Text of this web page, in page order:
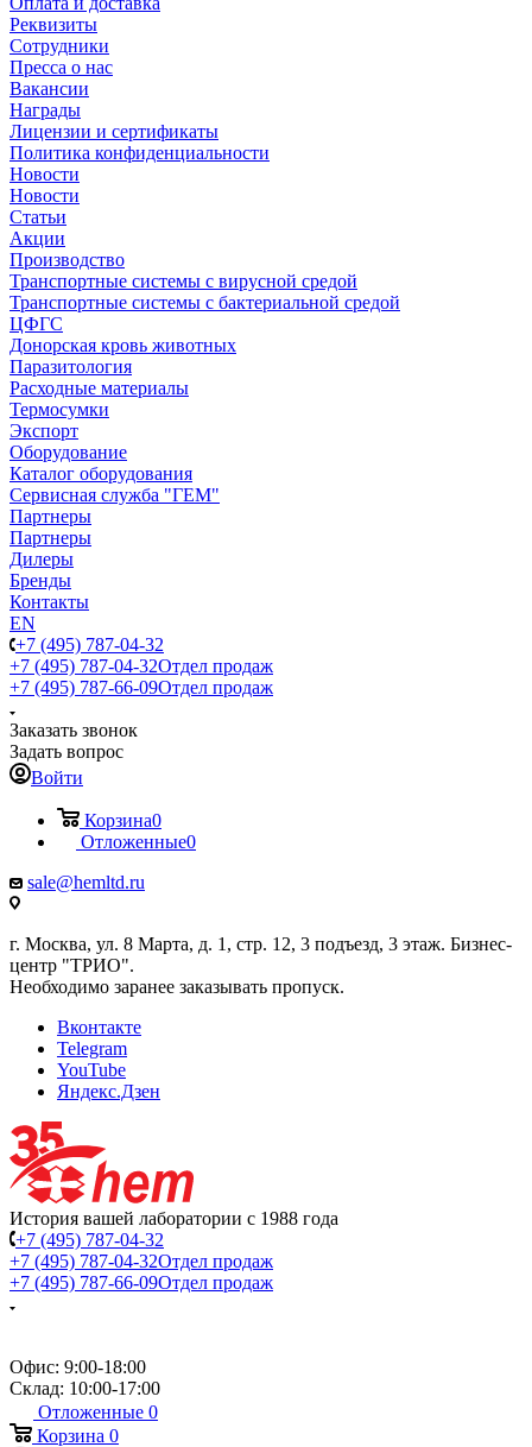
Реквизиты
Сотрудники
Пресса о нас
Вакансии
Награды
Лицензии и сертификаты
Политика конфиденциальности
Новости
Новости
Статьи
Акции
Производство
Транспортные системы с вирусной средой
Транспортные системы с бактериальной средой
ЦФГС
Донорская кровь животных
Паразитология
Расходные материалы
Термосумки
Экспорт
Оборудование
Каталог оборудования
Сервисная служба "ГЕМ"
Партнеры
Партнеры
Дилеры
Бренды
Контакты
EN
+7 (495) 787-04-32
+7 (495) 787-04-32Отдел продаж
+7 (495) 787-66-09Отдел продаж
Заказать звонок
Задать вопрос
Войти
Корзина0
Отложенные0
sale@hemltd.ru
г. Москва, ул. 8 Марта, д. 1, стр. 12, 3 подъезд, 3 этаж. Бизнес-
центр "ТРИО".
Необходимо заранее заказывать пропуск.
Вконтакте
Telegram
YouTube
Яндекс.Дзен
История вашей лаборатории с 1988 года
+7 (495) 787-04-32
+7 (495) 787-04-32Отдел продаж
+7 (495) 787-66-09Отдел продаж
Офис: 9:00-18:00
Склад: 10:00-17:00
Отложенные 0
Корзина 0